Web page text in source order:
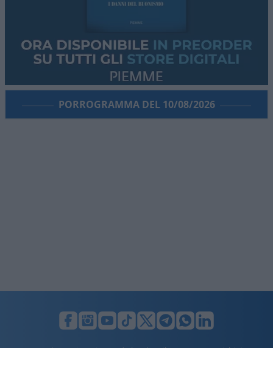
PORROGRAMMA DEL 10/08/2026
LUNIFIN S.r.l. a socio unico. Sede legale Milano, Largo F. Richini, 2/A,